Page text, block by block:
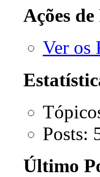
Ações
Ver os
Posts:
Último